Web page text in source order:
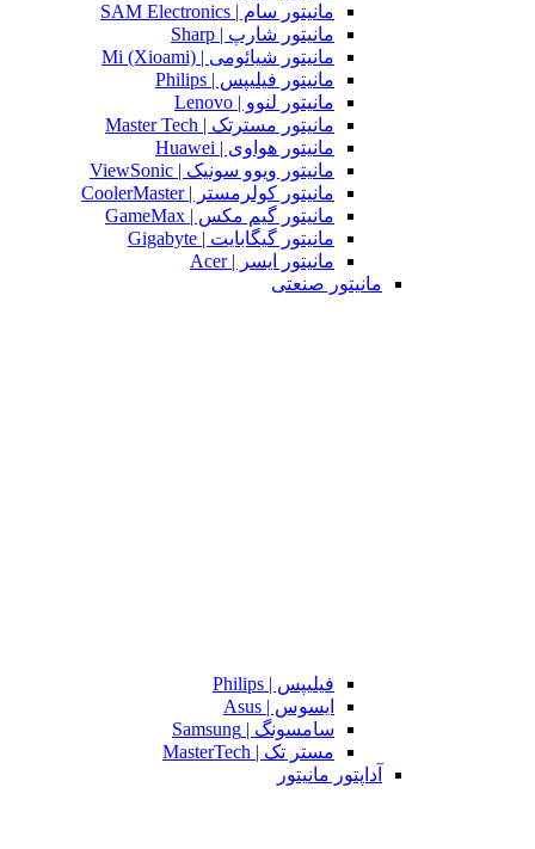
مانیتور سام | SAM Electronics
مانیتور شارپ | Sharp
مانیتور شیائومی | Mi (Xioami)
مانیتور فیلیپس | Philips
مانیتور لنوو | Lenovo
مانیتور مسترتک | Master Tech
مانیتور هواوی | Huawei
مانیتور ویوو سونیک | ViewSonic
مانیتور کولرمستر | CoolerMaster
مانیتور گیم مکس | GameMax
مانیتور گیگابایت | Gigabyte
مانیتور ایسر | Acer
مانیتور صنعتی
فیلیپس | Philips
ایسوس | Asus
سامسونگ | Samsung
مستر تک | MasterTech
آداپتور مانیتور